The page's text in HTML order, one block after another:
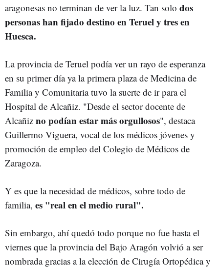
aragonesas no terminan de ver la luz. Tan solo dos
personas han fijado destino en Teruel y tres en
Huesca.
La provincia de Teruel podía ver un rayo de esperanza
en su primer día ya la primera plaza de Medicina de
Familia y Comunitaria tuvo la suerte de ir para el
Hospital de Alcañiz. "Desde el sector docente de
Alcañiz no podían estar más orgullosos", destaca
Guillermo Viguera, vocal de los médicos jóvenes y
promoción de empleo del Colegio de Médicos de
Zaragoza.
Y es que la necesidad de médicos, sobre todo de
familia, es "real en el medio rural".
Sin embargo, ahí quedó todo porque no fue hasta el
viernes que la provincia del Bajo Aragón volvió a ser
nombrada gracias a la elección de Cirugía Ortopédica y